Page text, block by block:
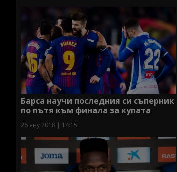
Барса научи последния си съперник
по пътя към финала за купата
26 яну 2018 | 14:15